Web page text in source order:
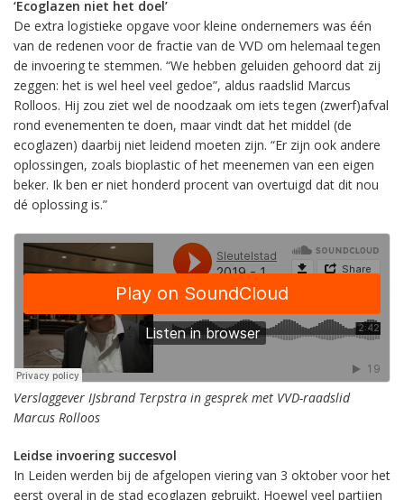
‘Ecoglazen niet het doel’
De extra logistieke opgave voor kleine ondernemers was één
van de redenen voor de fractie van de VVD om helemaal tegen
de invoering te stemmen. “We hebben geluiden gehoord dat zij
zeggen: het is wel heel veel gedoe”, aldus raadslid Marcus
Rolloos. Hij zou ziet wel de noodzaak om iets tegen (zwerf)afval
rond evenementen te doen, maar vindt dat het middel (de
ecoglazen) daarbij niet leidend moeten zijn. “Er zijn ook andere
oplossingen, zoals bioplastic of het meenemen van een eigen
beker. Ik ben er niet honderd procent van overtuigd dat dit nou
dé oplossing is.”
Verslaggever IJsbrand Terpstra in gesprek met VVD-raadslid
Marcus Rolloos
Leidse invoering succesvol
In Leiden werden bij de afgelopen viering van 3 oktober voor het
eerst overal in de stad ecoglazen gebruikt. Hoewel veel partijen